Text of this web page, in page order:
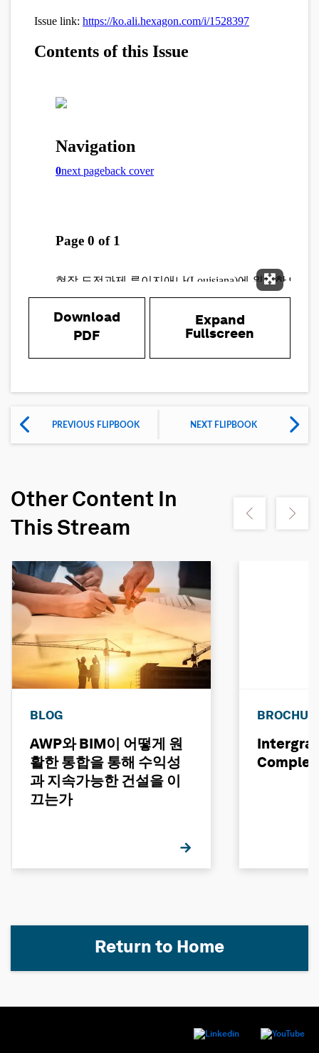
Expand
Download
PDF
Expand
Fullscreen
PREVIOUS FLIPBOOK NEXT FLIPBOOK
Other Content In
This Stream
Show previousShow
BLOG
AWP와 BIM이 어떻게 원
활한 통합을 통해 수익성
과 지속가능한 건설을 이
끄는가
Return to Home